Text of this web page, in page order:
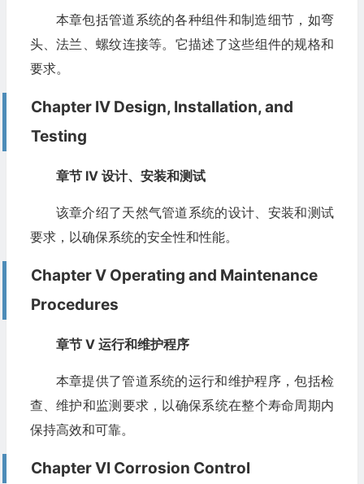
本章包括管道系统的各种组件和制造细节，如弯
头、法兰、螺纹连接等。它描述了这些组件的规格和
要求。
Chapter IV Design, Installation, and
Testing
章节 IV 设计、安装和测试
该章介绍了天然气管道系统的设计、安装和测试
要求，以确保系统的安全性和性能。
Chapter V Operating and Maintenance
Procedures
章节 V 运行和维护程序
本章提供了管道系统的运行和维护程序，包括检
查、维护和监测要求，以确保系统在整个寿命周期内
保持高效和可靠。
Chapter VI Corrosion Control